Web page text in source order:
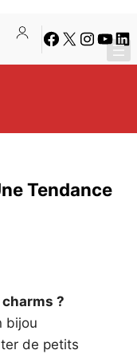
Facebook
X Instagram
Tendance
charms ?
bijou
de petits